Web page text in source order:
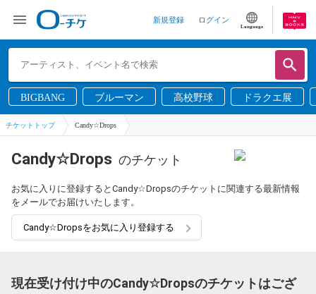
新規登録 ログイン
Language
BIGBANG ブルーマン 高校野球 ドラクエ展
チケットトップ Candy☆Drops
Candy☆Drops のチケット
お気に入りに登録するとCandy☆Dropsのチケットに関連する最新情報
をメールでお届けいたします。
Candy☆Dropsをお気に入り登録する
現在受け付け中のCandy☆Dropsのチケットはござ